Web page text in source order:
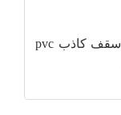
دکوراسیون داخلی سقف کاذب استخر,سقف کاذب pvc